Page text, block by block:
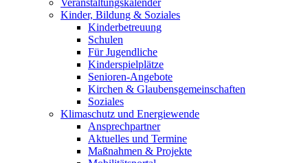
Veranstaltungskalender
Kinder, Bildung & Soziales
Kinderbetreuung
Schulen
Für Jugendliche
Kinderspielplätze
Senioren-Angebote
Kirchen & Glaubensgemeinschaften
Soziales
Klimaschutz und Energiewende
Ansprechpartner
Aktuelles und Termine
Maßnahmen & Projekte